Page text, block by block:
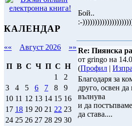
КАЛЕНДАР
«« Август 2026 »»
П В С Ч П С Н
1
2
3
4 5 6 7 8
9
10 11 12 13 14 15 16
17 18 19 20 21 22 23
24 25 26 27 28 29 30
Бой..
:-
Re: Пиянска
от gringo на
(Профил |
Благодаря за
друго, освен да
вълнува
и да
да става....